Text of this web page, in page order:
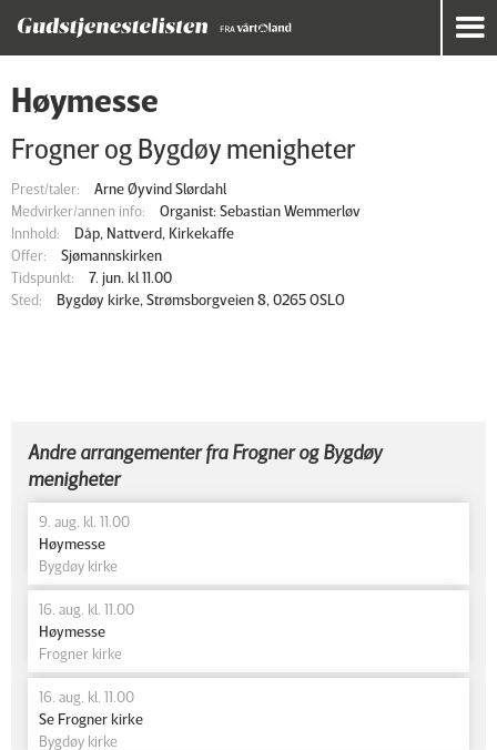
Høymesse
Frogner og Bygdøy menigheter
Prest/taler:
Arne Øyvind Slørdahl
Medvirker/annen info:
Organist: Sebastian Wemmerløv
Innhold:
Dåp, Nattverd, Kirkekaffe
Offer:
Sjømannskirken
Tidspunkt:
7. jun. kl 11.00
Sted:
Bygdøy kirke, Strømsborgveien 8, 0265 OSLO
Andre arrangementer fra Frogner og Bygdøy
menigheter
9. aug. kl. 11.00
Høymesse
Bygdøy kirke
16. aug. kl. 11.00
Høymesse
Frogner kirke
16. aug. kl. 11.00
Se Frogner kirke
Bygdøy kirke